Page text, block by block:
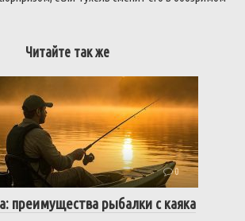
Читайте так же
0
преимущества рыбалки с каяка